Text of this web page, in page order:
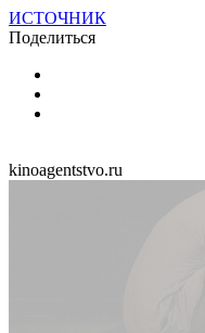
ИСТОЧНИК
Поделиться
kinoagentstvo.ru